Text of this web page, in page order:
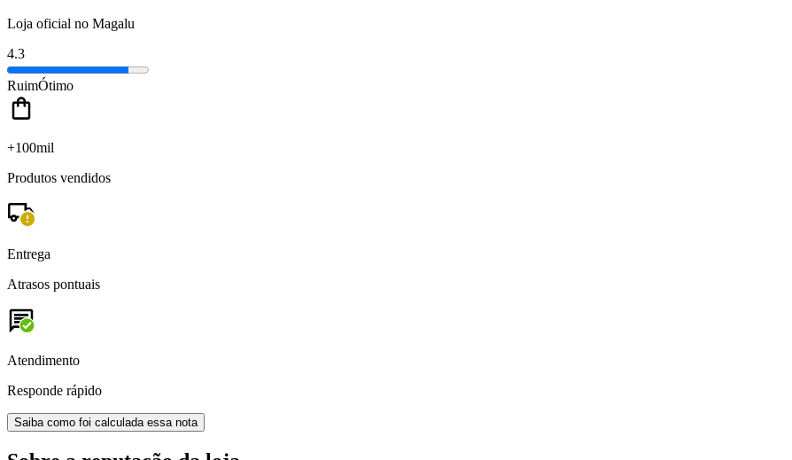
Loja oficial no Magalu
4.3
RuimÓtimo
+100mil
Produtos vendidos
Entrega
Atrasos pontuais
Atendimento
Responde rápido
Saiba como foi calculada essa nota